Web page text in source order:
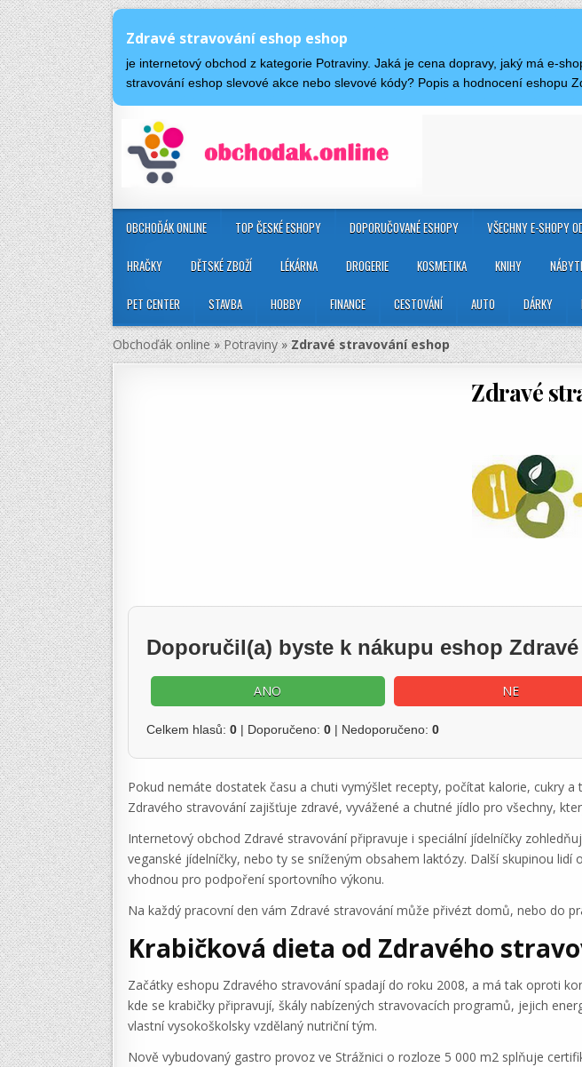
Zdravé stravování eshop eshop
je internetový obchod z kategorie Potraviny. Jaká je cena dopravy, jaký má e-
stravování eshop slevové akce nebo slevové kódy? Popis a hodnocení eshopu
OBCHOĎÁK ONLINE TOP ČESKÉ ESHOPY DOPORUČOVANÉ ESHOPY VŠECHNY E-SHOPY
HRAČKY DĚTSKÉ ZBOŽÍ LÉKÁRNA DROGERIE KOSMETIKA KNIHY
PET CENTER STAVBA HOBBY FINANCE CESTOVÁNÍ AUTO DÁRKY
Obchoďák online»Potraviny»Zdravé stravování eshop
Zdravé
Doporučil(a) byste k nákupu eshop
ANO NE
Celkem hlasů: 0 | Doporučeno: 0 | Nedoporučeno: 0
Pokud nemáte dostatek času a chuti vymýšlet recepty, počítat kalorie, cukry
Zdravého stravování zajišťuje zdravé, vyvážené a chutné jídlo pro všechny,
Internetový obchod Zdravé stravování připravuje i speciální jídelníčky
veganské jídelníčky, nebo ty se sníženým obsahem laktózy. Další skupinou
vhodnou pro podpoření sportovního výkonu.
Na každý pracovní den vám Zdravé stravování může přivézt domů, nebo do
Krabičková dieta od Zdravého
Začátky eshopu Zdravého stravování spadají do roku 2008, a má tak oproti
kde se krabičky připravují, škály nabízených stravovacích programů, jejich
vlastní vysokoškolsky vzdělaný nutriční tým.
Nově vybudovaný gastro provoz ve Strážnici o rozloze 5 000 m2 splňuje